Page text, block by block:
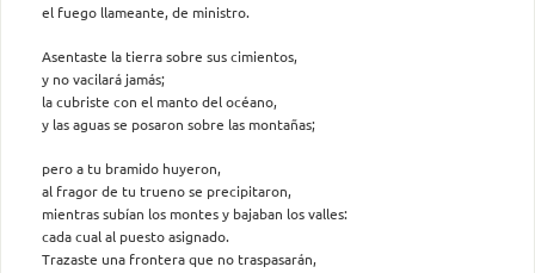
el fuego llameante, de ministro.
Asentaste la tierra sobre sus cimientos,
y no vacilará jamás;
la cubriste con el manto del océano,
y las aguas se posaron sobre las montañas;
pero a tu bramido huyeron,
al fragor de tu trueno se precipitaron,
mientras subían los montes y bajaban los valles:
cada cual al puesto asignado.
Trazaste una frontera que no traspasarán,